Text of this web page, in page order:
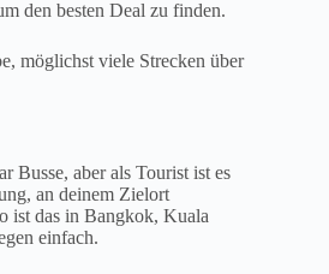
den besten Deal zu finden.
möglichst viele Strecken über
Busse, aber als Tourist ist es
an deinem Zielort
ist das in Bangkok, Kuala
einfach.